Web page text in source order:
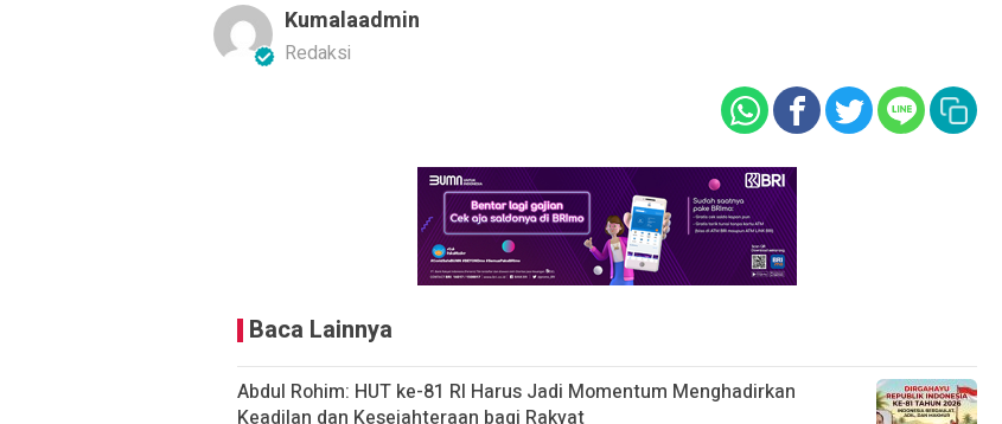
Kumalaadmin
Redaksi
Baca Lainnya
Abdul Rohim: HUT ke-81 RI Harus Jadi Momentum Menghadirkan
Keadilan dan Kesejahteraan bagi Rakyat